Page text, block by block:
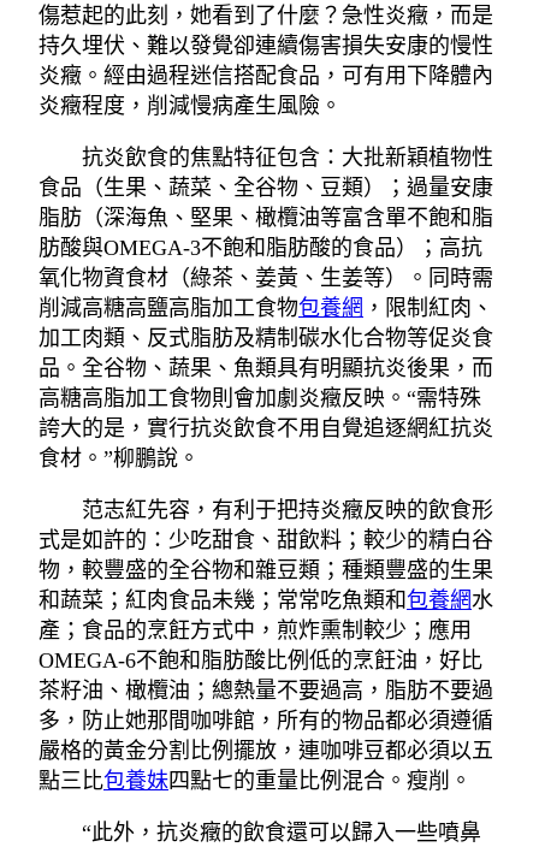
傷惹起的此刻，她看到了什麼？急性炎癥，而是
持久埋伏、難以發覺卻連續傷害損失安康的慢性
炎癥。經由過程迷信搭配食品，可有用下降體內
炎癥程度，削減慢病產生風險。
抗炎飲食的焦點特征包含：大批新穎植物性
食品（生果、蔬菜、全谷物、豆類）；過量安康
脂肪（深海魚、堅果、橄欖油等富含單不飽和脂
肪酸與OMEGA-3不飽和脂肪酸的食品）；高抗
氧化物資食材（綠茶、姜黃、生姜等）。同時需
削減高糖高鹽高脂加工食物包養網 ，限制紅肉、
加工肉類、反式脂肪及精制碳水化合物等促炎食
品。全谷物、蔬果、魚類具有明顯抗炎後果，而
高糖高脂加工食物則會加劇炎癥反映。“需特殊
誇大的是，實行抗炎飲食不用自覺追逐網紅抗炎
食材。”柳鵬說。
范志紅先容，有利于把持炎癥反映的飲食形
式是如許的：少吃甜食、甜飲料；較少的精白谷
物，較豐盛的全谷物和雜豆類；種類豐盛的生果
和蔬菜；紅肉食品未幾；常常吃魚類和包養網水
產；食品的烹飪方式中，煎炸熏制較少；應用
OMEGA-6不飽和脂肪酸比例低的烹飪油，好比
茶籽油、橄欖油；總熱量不要過高，脂肪不要過
多，防止她那間咖啡館，所有的物品都必須遵循
嚴格的黃金分割比例擺放，連咖啡豆都必須以五
點三比包養妹四點七的重量比例混合。瘦削。
“此外，抗炎癥的飲食還可以歸入一些噴鼻